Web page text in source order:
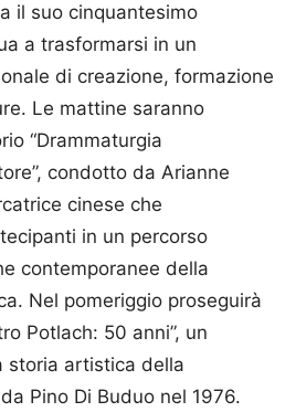
il suo cinquantesimo
a trasformarsi in un
di creazione, formazione
Le mattine saranno
“Drammaturgia
condotto da Arianne
cinese che
in un percorso
contemporanee della
Nel pomeriggio proseguirà
Potlach: 50 anni”, un
storia artistica della
Pino Di Buduo nel 1976.